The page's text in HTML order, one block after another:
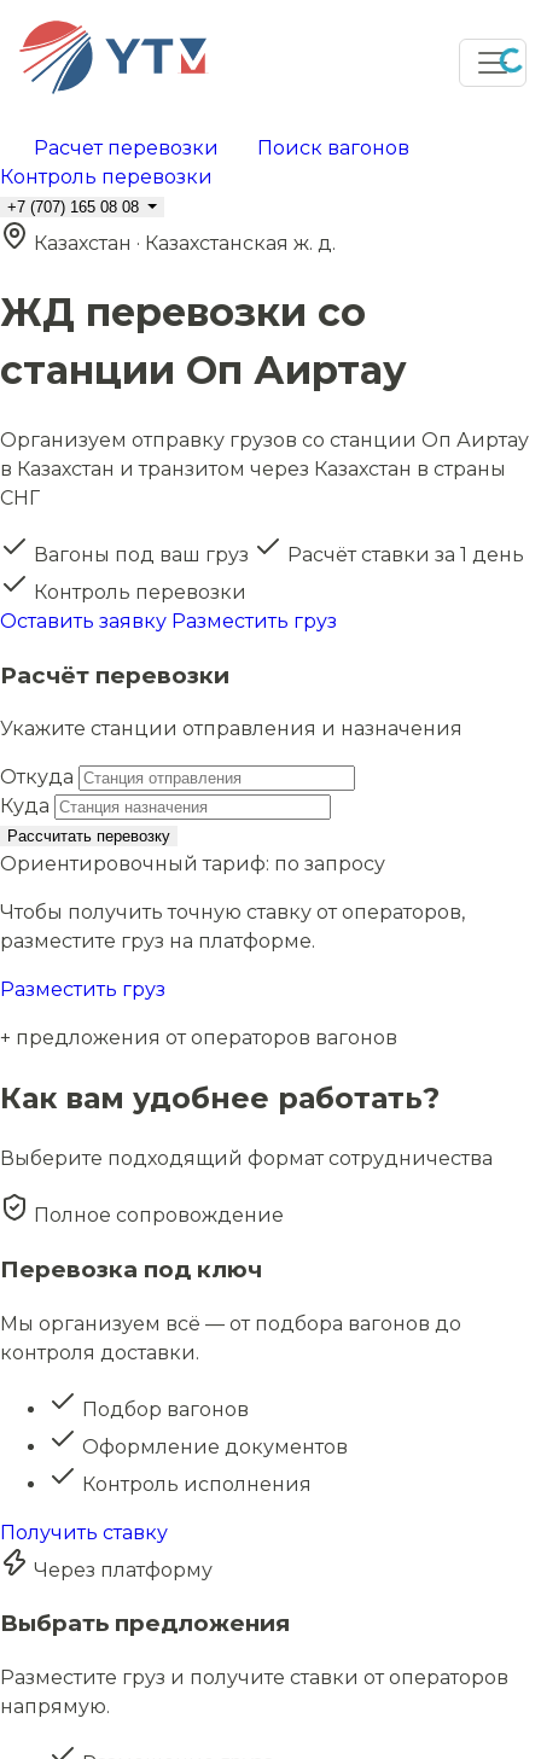
Расчет перевозки
Поиск вагонов
Контроль перевозки
+7 (707) 165 08 08
Казахстан · Казахстанская ж. д.
ЖД перевозки со
станции Оп Аиртау
Организуем отправку грузов со станции Оп Аиртау
в Казахстан и транзитом через Казахстан в страны
СНГ
Вагоны под ваш груз
Расчёт ставки за 1 день
Контроль перевозки
Оставить заявку Разместить груз
Расчёт перевозки
Укажите станции отправления и назначения
Откуда
Куда
Рассчитать перевозку
Ориентировочный тариф: по запросу
Чтобы получить точную ставку от операторов,
разместите груз на платформе.
Разместить груз
+ предложения от операторов вагонов
Как вам удобнее работать?
Выберите подходящий формат сотрудничества
Полное сопровождение
Перевозка под ключ
Мы организуем всё — от подбора вагонов до
контроля доставки.
Подбор вагонов
Оформление документов
Контроль исполнения
Получить ставку
Через платформу
Выбрать предложения
Разместите груз и получите ставки от операторов
напрямую.